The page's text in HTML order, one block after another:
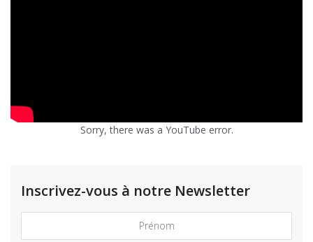
Sorry, there was a YouTube error.
Inscrivez-vous à notre Newsletter